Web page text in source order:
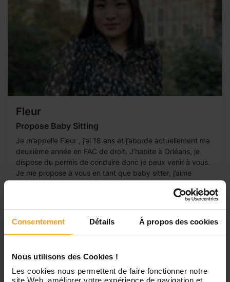
Consentement Détails À propos des cookies
Nous utilisons des Cookies !
Les cookies nous permettent de faire fonctionner notre
Fleur
Propose Baby Sitting
Je m’appelle Fleur , j’ai 18 ans et j’aborde actuellement ma
deuxième année en FAC de droit. J’habite à Orléans, je
dispose du permis de conduire donc je peux venir à vous.
Je me propose à vous en tant que baby sitter, j’aime
beaucoup les enfants...